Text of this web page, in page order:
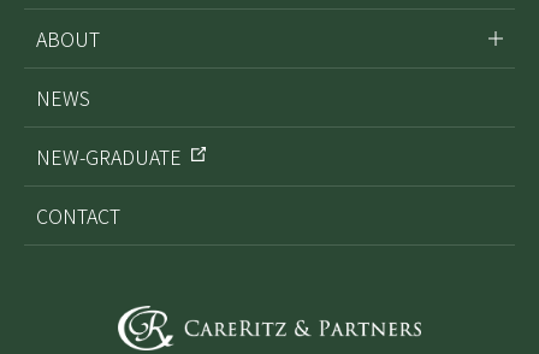
ABOUT
NEWS
NEW-GRADUATE
CONTACT